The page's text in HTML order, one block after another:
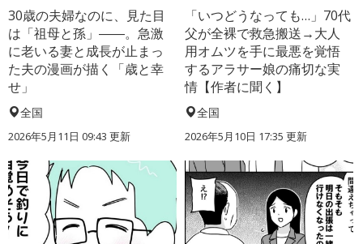
30歳の夫婦なのに、見た目
は「祖母と孫」――。急激
に老いる妻と成長が止まっ
た夫の漫画が描く「歳と幸
せ」
全国
2026年5月11日 09:43 更新
「いつどうなっても…」70代
父が全裸で救急搬送→大人
用オムツを手に最悪を覚悟
するアラサー娘の痛切な実
情【作者に聞く】
全国
2026年5月10日 17:35 更新